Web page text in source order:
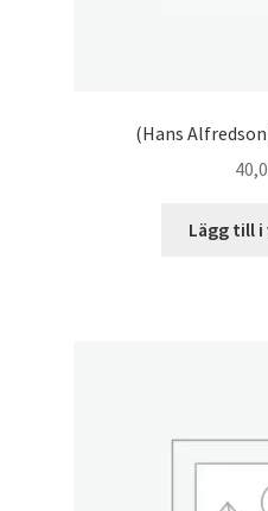
(Hans
Lägg till